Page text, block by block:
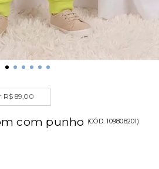
R$ 89,00
com punho (CÓD.109808201)